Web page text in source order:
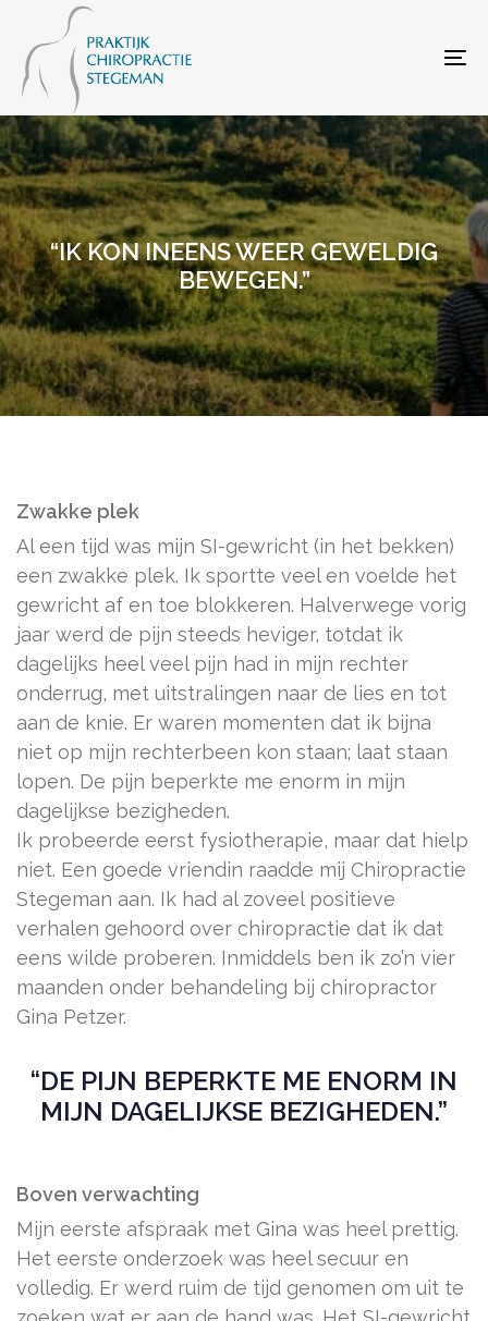
links
Skip
to
primary
navigation
Skip
to
content
“IK KON INEENS WEER GEWELDIG
BEWEGEN.”
Zwakke plek
Al een tijd was mijn SI-gewricht (in het bekken)
een zwakke plek. Ik sportte veel en voelde het
gewricht af en toe blokkeren. Halverwege vorig
jaar werd de pijn steeds heviger, totdat ik
dagelijks heel veel pijn had in mijn rechter
onderrug, met uitstralingen naar de lies en tot
aan de knie. Er waren momenten dat ik bijna
niet op mijn rechterbeen kon staan; laat staan
lopen. De pijn beperkte me enorm in mijn
dagelijkse bezigheden.
Ik probeerde eerst fysiotherapie, maar dat hielp
niet. Een goede vriendin raadde mij Chiropractie
Stegeman aan. Ik had al zoveel positieve
verhalen gehoord over chiropractie dat ik dat
eens wilde proberen. Inmiddels ben ik zo’n vier
maanden onder behandeling bij chiropractor
Gina Petzer.
“DE PIJN BEPERKTE ME ENORM IN
MIJN DAGELIJKSE BEZIGHEDEN.”
Boven verwachting
Mijn eerste afspraak met Gina was heel prettig.
Het eerste onderzoek was heel secuur en
volledig. Er werd ruim de tijd genomen om uit te